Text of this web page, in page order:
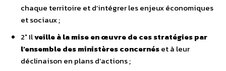
chaque territoire et d’intégrer les enjeux économiques
et sociaux ;
2° Ilveille à la mise en œuvre de ces stratégies par
l’ensemble des ministères concernéset à leur
déclinaison en plans d’actions ;